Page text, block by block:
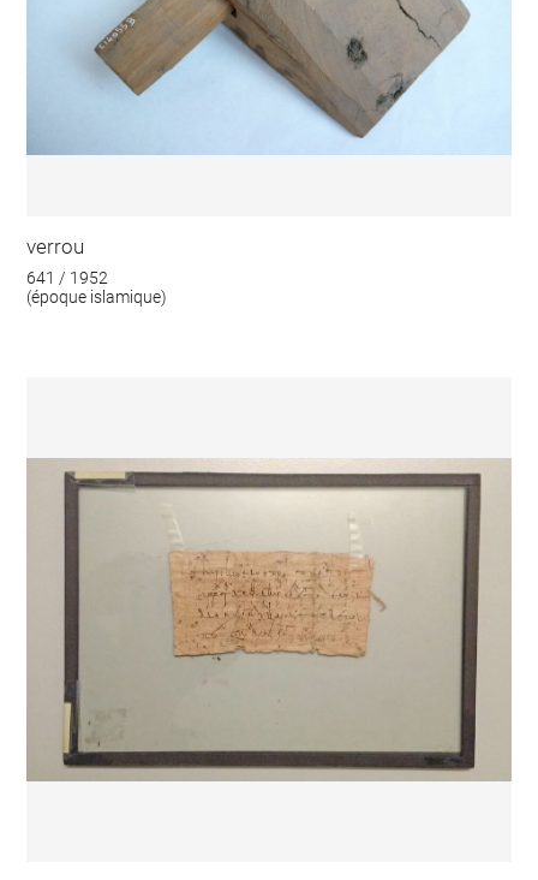
verrou
641 / 1952
(époque islamique)